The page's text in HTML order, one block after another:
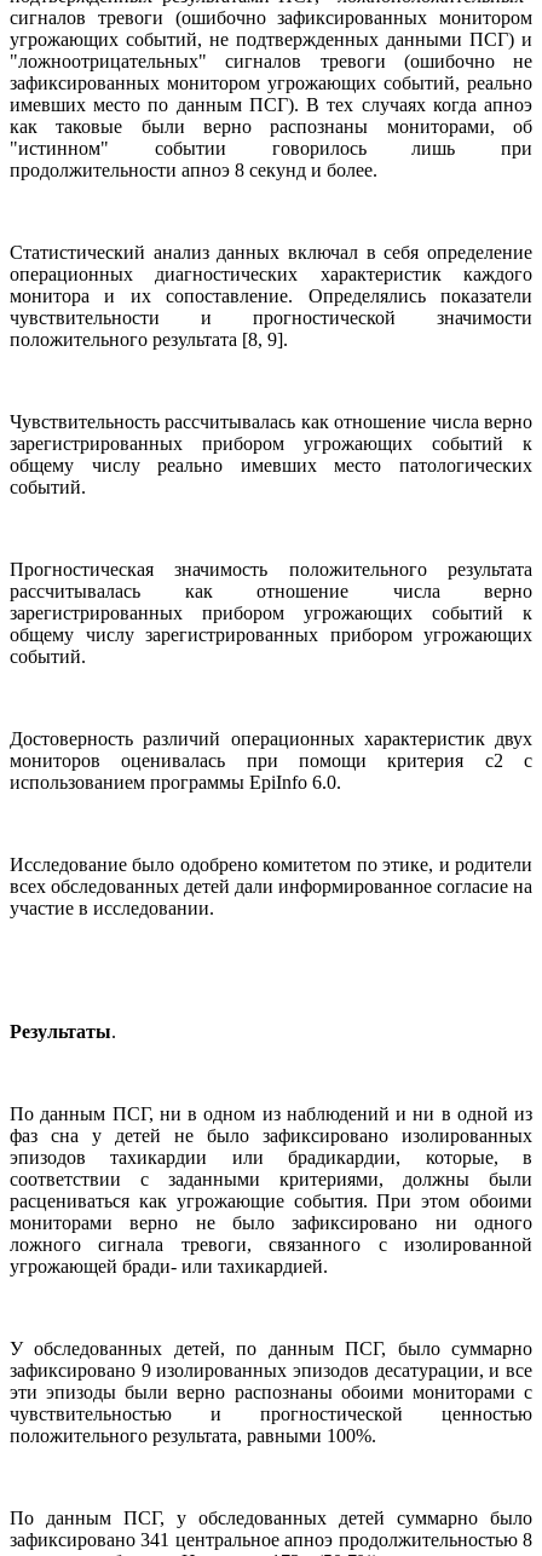
сигналов тревоги (ошибочно зафиксированных монитором
угрожающих событий, не подтвержденных данными ПСГ) и
"ложноотрицательных" сигналов тревоги (ошибочно не
зафиксированных монитором угрожающих событий, реально
имевших место по данным ПСГ). В тех случаях когда апноэ
как таковые были верно распознаны мониторами, об
"истинном" событии говорилось лишь при
продолжительности апноэ 8 секунд и более.
Статистический анализ данных включал в себя определение
операционных диагностических характеристик каждого
монитора и их сопоставление. Определялись показатели
чувствительности и прогностической значимости
положительного результата [8, 9].
Чувствительность рассчитывалась как отношение числа верно
зарегистрированных прибором угрожающих событий к
общему числу реально имевших место патологических
событий.
Прогностическая значимость положительного результата
рассчитывалась как отношение числа верно
зарегистрированных прибором угрожающих событий к
общему числу зарегистрированных прибором угрожающих
событий.
Достоверность различий операционных характеристик двух
мониторов оценивалась при помощи критерия c2 с
использованием программы EpiInfo 6.0.
Исследование было одобрено комитетом по этике, и родители
всех обследованных детей дали информированное согласие на
участие в исследовании.
Результаты.
По данным ПСГ, ни в одном из наблюдений и ни в одной из
фаз сна у детей не было зафиксировано изолированных
эпизодов тахикардии или брадикардии, которые, в
соответствии с заданными критериями, должны были
расцениваться как угрожающие события. При этом обоими
мониторами верно не было зафиксировано ни одного
ложного сигнала тревоги, связанного с изолированной
угрожающей бради- или тахикардией.
У обследованных детей, по данным ПСГ, было суммарно
зафиксировано 9 изолированных эпизодов десатурации, и все
эти эпизоды были верно распознаны обоими мониторами с
чувствительностью и прогностической ценностью
положительного результата, равными 100%.
По данным ПСГ, у обследованных детей суммарно было
зафиксировано 341 центральное апноэ продолжительностью 8